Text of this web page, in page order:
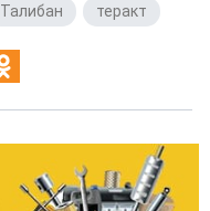
Талибан теракт